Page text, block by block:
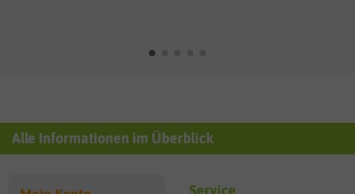
Alle Informationen im Überblick